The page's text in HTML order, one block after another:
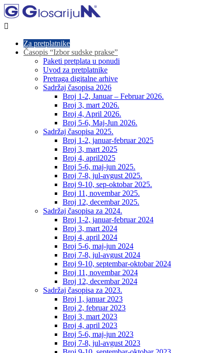

Za pretplatnike
Časopis “Izbor sudske prakse”
Paketi pretplata u ponudi
Uvod za pretplatnike
Pretraga digitalne arhive
Sadržaj časopisa 2026
Broj 1-2, Januar – Februar 2026.
Broj 3, mart 2026.
Broj 4, April 2026.
Broj 5-6, Maj-Jun 2026.
Sadržaj časopisa 2025.
Broj 1-2, januar-februar 2025
Broj 3, mart 2025
Broj 4, april2025
Broj 5-6, maj-jun 2025.
Broj 7-8, jul-avgust 2025.
Broj 9-10, sep-oktobar 2025.
Broj 11, novembar 2025.
Broj 12, decembar 2025.
Sadržaj časopisa za 2024.
Broj 1-2, januar-februar 2024
Broj 3, mart 2024
Broj 4, april 2024
Broj 5-6, maj-jun 2024
Broj 7-8, jul-avgust 2024
Broj 9-10, septembar-oktobar 2024
Broj 11, novembar 2024
Broj 12, decembar 2024
Sadržaj časopisa za 2023.
Broj 1, januar 2023
Broj 2, februar 2023
Broj 3, mart 2023
Broj 4, april 2023
Broj 5-6, maj-jun 2023
Broj 7-8, jul-avgust 2023